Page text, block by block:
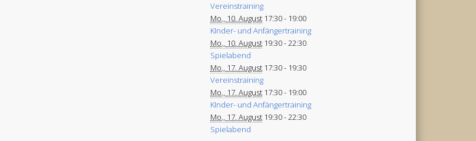
Vereinstraining
Mo., 10. August 17:30 - 19:00
KInder- und Anfängertraining
Mo., 10. August 19:30 -22:30
Spielabend
Mo., 17. August 17:30 - 19:30
Vereinstraining
Mo., 17. August 17:30 - 19:00
KInder- und Anfängertraining
Mo., 17. August 19:30 -22:30
Spielabend